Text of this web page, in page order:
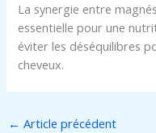
La synergie entre
essentielle pour une
éviter les déséquilibres
cheveux.
← Article précédent